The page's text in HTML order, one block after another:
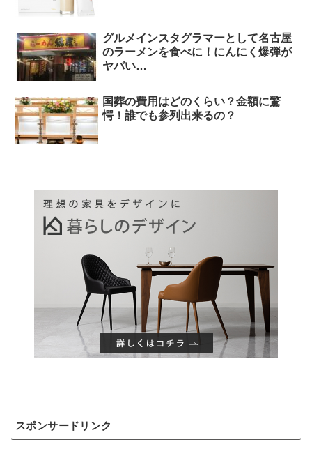
グルメインスタグラマーとして名古屋
のラーメンを食べに！にんにく爆弾が
ヤバい…
国葬の費用はどのくらい？金額に驚
愕！誰でも参列出来るの？
スポンサードリンク